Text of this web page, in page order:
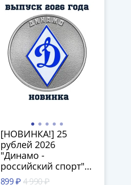
[НОВИНКА!] 25
рублей 2026
"Динамо -
российский спорт"
цветная в блистере
899 ₽ 4 990 ₽